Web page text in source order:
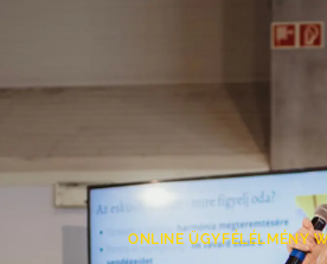
ONLINE ÜGYFÉLÉLMÉNY